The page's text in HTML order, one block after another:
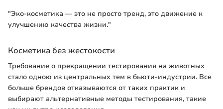
"Эко-косметика — это не просто тренд, это движение к
улучшению качества жизни."
Косметика без жестокости
Требование о прекращении тестирования на животных
стало одною из центральных тем в бьюти-индустрии. Все
больше брендов отказываются от таких практик и
выбирают альтернативные методы тестирования, такие